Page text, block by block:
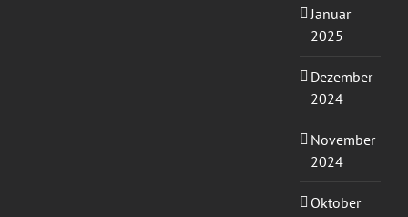
Januar
2025
Dezember
2024
November
2024
Oktober